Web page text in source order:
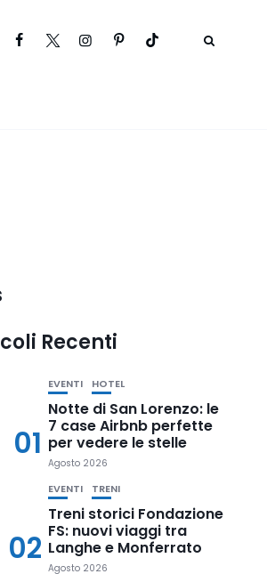
Recenti
01
EVENTI HOTEL
Notte di San Lorenzo: le
7 case Airbnb perfette
per vedere le stelle
Agosto 2026
02
EVENTI TRENI
Treni storici Fondazione
FS: nuovi viaggi tra
Langhe e Monferrato
Agosto 2026